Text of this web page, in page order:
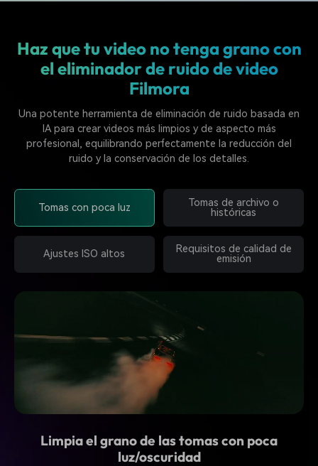
Haz que tu video no tenga grano con
el eliminador de ruido de video
Filmora
Una potente herramienta de eliminación de ruido basada en
IA para crear videos más limpios y de aspecto más
profesional, equilibrando perfectamente la reducción del
ruido y la conservación de los detalles.
Tomas con poca luz
Tomas de archivo o
históricas
Ajustes ISO altos
Requisitos de calidad de
emisión
Limpia el grano de las tomas con poca
luz/oscuridad